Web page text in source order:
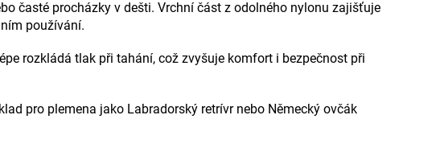
časté procházky v dešti. Vrchní část z odolného nylonu zajišťuje
používání.
rozkládá tlak při tahání, což zvyšuje komfort i bezpečnost při
pro plemena jako Labradorský retrívrnebo Německý ovčák